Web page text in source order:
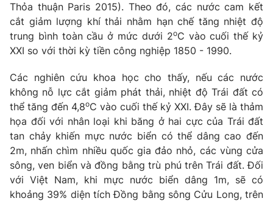
Emagazine Podcast
Photo Infographic
Video Shorts video
VTV Money VTV Thể thao
VTV Sức khoẻ Bất động sản
Thị trường 24h Tấm lòng Việt
Thỏa thuận Paris 2015). Theo đó, các nước cam kết
cắt giảm lượng khí thải nhằm hạn chế tăng nhiệt độ
trung bình toàn cầu ở mức dưới 2oC vào cuối thế kỷ
XXI so với thời kỳ tiền công nghiệp 1850 - 1990.
Các nghiên cứu khoa học cho thấy, nếu các nước
không nỗ lực cắt giảm phát thải, nhiệt độ Trái đất có
thể tăng đến 4,8oC vào cuối thế kỷ XXI. Đây sẽ là thảm
họa đối với nhân loại khi băng ở hai cực của Trái đất
tan chảy khiến mực nước biển có thể dâng cao đến
2m, nhấn chìm nhiều quốc gia đảo nhỏ, các vùng cửa
sông, ven biển và đồng bằng trù phú trên Trái đất. Đối
với Việt Nam, khi mực nước biển dâng 1m, sẽ có
khoảng 39% diện tích Đồng bằng sông Cửu Long, trên